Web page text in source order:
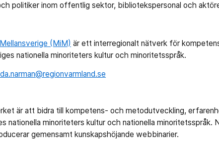
politiker inom offentlig sektor, bibliotekspersonal och
(MiM) är ett interregionalt nätverk för
nationella minoriteters kultur och minoritetsspråk.
är att bidra till kompetens- och metodutveckling,
nationella minoriteters kultur och nationella minoritetsspråk.
gemensamt kunskapshöjande webbinarier.